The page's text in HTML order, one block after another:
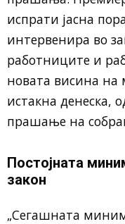
испрати јасна
интервенира во
работниците и
новата висина
истакна денеска,
прашање на
Постојната
закон
„Сегашната